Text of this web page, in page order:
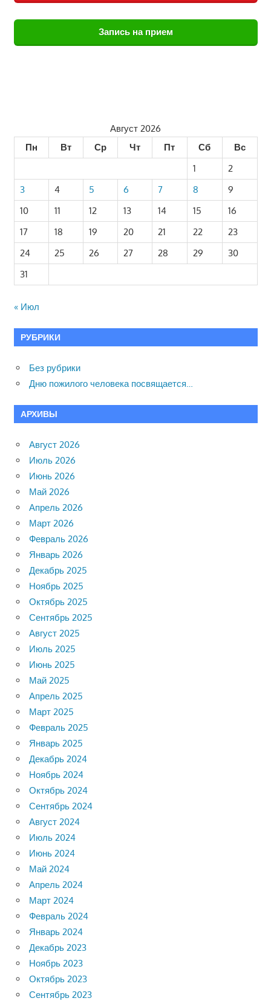
Запись на прием
Август 2026
Пн Вт Ср Чт Пт Сб Вс
1
2
3
4 5 6 7 8
9
10
11 12 13 14 15
16
17
18 19 20 21 22
23
24
25 26 27 28 29
30
31
« Июл
РУБРИКИ
Без рубрики
Дню пожилого человека посвящается…
АРХИВЫ
Август 2026
Июль 2026
Июнь 2026
Май 2026
Апрель 2026
Март 2026
Февраль 2026
Январь 2026
Декабрь 2025
Ноябрь 2025
Октябрь 2025
Сентябрь 2025
Август 2025
Июль 2025
Июнь 2025
Май 2025
Апрель 2025
Март 2025
Февраль 2025
Январь 2025
Декабрь 2024
Ноябрь 2024
Октябрь 2024
Сентябрь 2024
Август 2024
Июль 2024
Июнь 2024
Май 2024
Апрель 2024
Март 2024
Февраль 2024
Январь 2024
Декабрь 2023
Ноябрь 2023
Октябрь 2023
Сентябрь 2023